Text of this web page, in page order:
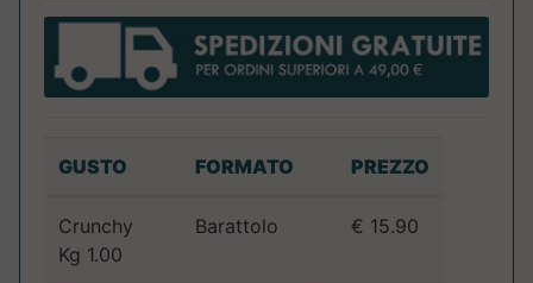
GUSTO FORMATO PREZZO
Crunchy
Kg 1.00
Barattolo € 15.90